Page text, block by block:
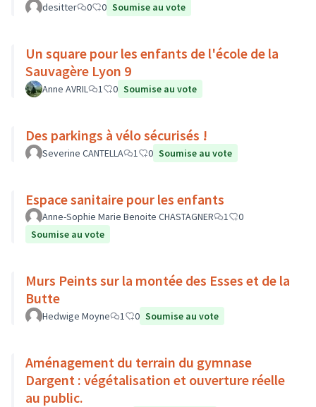
desitter 0 0 Soumise au vote
Un square pour les enfants de l'école de la
Sauvagère Lyon 9
Anne AVRIL 1 0 Soumise au vote
Des parkings à vélo sécurisés !
Severine CANTELLA 1 0 Soumise au vote
Espace sanitaire pour les enfants
Anne-Sophie Marie Benoite CHASTAGNER 1
0
Soumise au vote
Murs Peints sur la montée des Esses et de la
Butte
Hedwige Moyne 1 0 Soumise au vote
Aménagement du terrain du gymnase
Dargent : végétalisation et ouverture réelle
au public.